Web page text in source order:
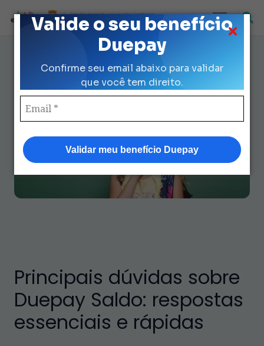
Valide o seu benefício
Duepay
Confirme seu email abaixo para validar
que você tem direito.
Validar meu benefício Duepay
Loja Credenciada para auxilio Uniforme
e Kit Escolar da Prefeitura de São Paulo
Principais dúvidas sobre
Duepay Saldo: respostas
essenciais e rápidas
Principais dúvidas sobre
Duepay Saldo: respostas
essenciais e rápidas